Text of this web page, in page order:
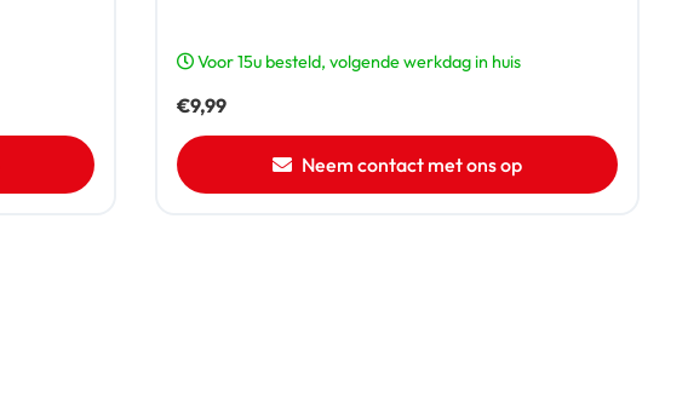
Voor 15u besteld, volgende werkdag in huis
€9,99
Neem contact met ons op